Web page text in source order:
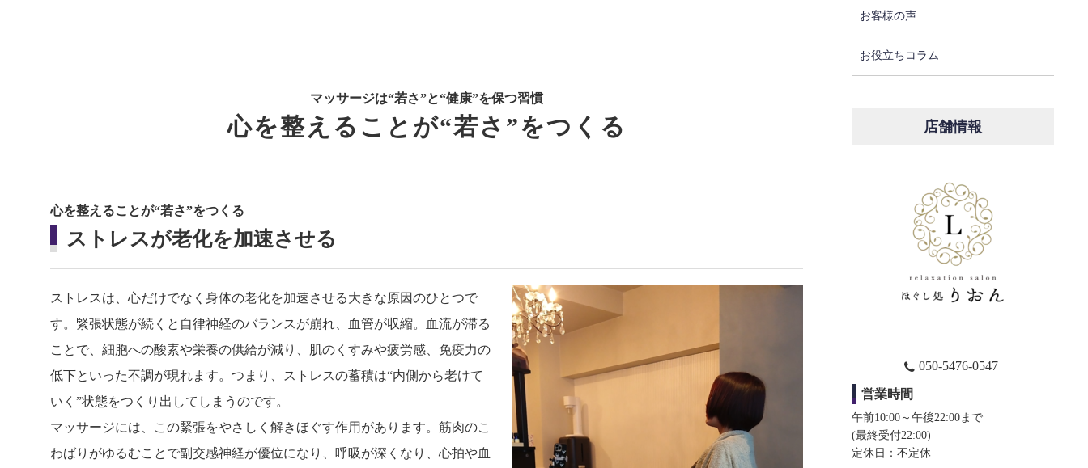
マッサージは“若さ”と“健康”を保つ習慣
心を整えることが“若さ”をつくる
心を整えることが“若さ”をつくる
ストレスが老化を加速させる
ストレスは、心だけでなく身体の老化を加速させる大きな原因のひとつで
す。緊張状態が続くと自律神経のバランスが崩れ、血管が収縮。血流が滞る
ことで、細胞への酸素や栄養の供給が減り、肌のくすみや疲労感、免疫力の
低下といった不調が現れます。つまり、ストレスの蓄積は“内側から老けて
いく”状態をつくり出してしまうのです。
マッサージには、この緊張をやさしく解きほぐす作用があります。筋肉のこ
わばりがゆるむことで副交感神経が優位になり、呼吸が深くなり、心拍や血
お客様の声
お役立ちコラム
店舗情報
050-5476-0547
営業時間
午前10:00～午後22:00まで
(最終受付22:00)​​
定休日：不定休